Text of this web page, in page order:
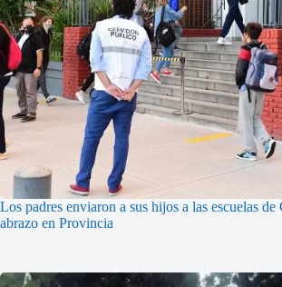
Los padres enviaron a sus hijos a las escuelas de
abrazo en Provincia